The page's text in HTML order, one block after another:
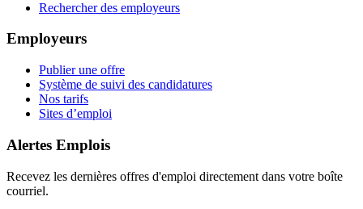
Rechercher des employeurs
Employeurs
Publier une offre
Système de suivi des candidatures
Nos tarifs
Sites d’emploi
Alertes Emplois
Recevez les dernières offres d'emploi directement dans votre boîte
courriel.